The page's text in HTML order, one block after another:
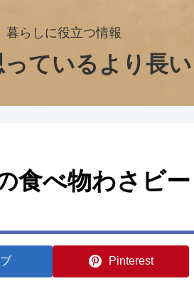
暮らしに役立つ情報
ているより長い
食べ物わさビー
Pinterest